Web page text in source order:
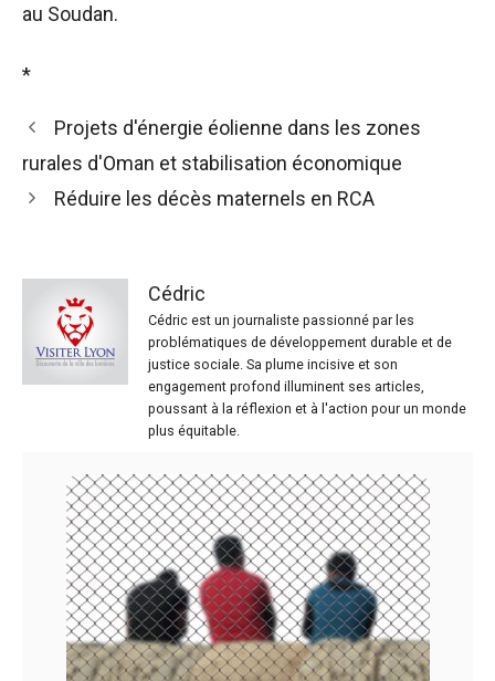
au Soudan.
*
Projets d'énergie éolienne dans les zones
rurales d'Oman et stabilisation économique
Réduire les décès maternels en RCA
Cédric
Cédric est un journaliste passionné par les
problématiques de développement durable et de
justice sociale. Sa plume incisive et son
engagement profond illuminent ses articles,
poussant à la réflexion et à l'action pour un monde
plus équitable.